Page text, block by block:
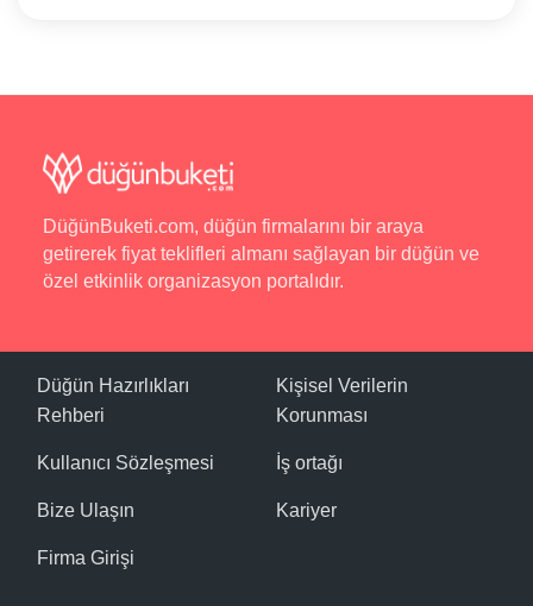
DüğünBuketi.com, düğün firmalarını bir araya
getirerek fiyat teklifleri almanı sağlayan bir düğün ve
özel etkinlik organizasyon portalıdır.
Düğün Hazırlıkları
Rehberi
Kullanıcı Sözleşmesi
Bize Ulaşın
Firma Girişi
Kişisel Verilerin
Korunması
İş ortağı
Kariyer